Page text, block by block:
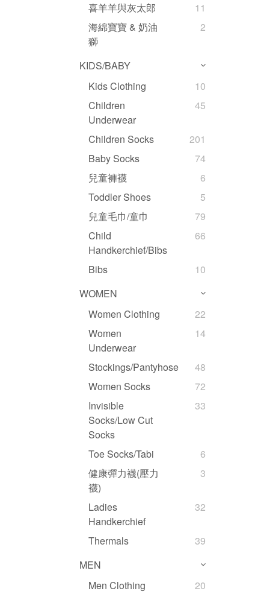
喜羊羊與灰太郎
11
海綿寶寶 & 奶油
獅
2
KIDS/BABY
Kids Clothing
10
Children
Underwear
45
Children Socks
201
Baby Socks
74
兒童褲襪
6
Toddler Shoes
5
兒童毛巾/童巾
79
Child
Handkerchief/Bibs
66
Bibs
10
WOMEN
Women Clothing
22
Women
Underwear
14
Stockings/Pantyhose
48
Women Socks
72
Invisible
Socks/Low Cut
Socks
33
Toe Socks/Tabi
6
健康彈力襪(壓力
襪)
3
Ladies
Handkerchief
32
Thermals
39
MEN
Men Clothing
20